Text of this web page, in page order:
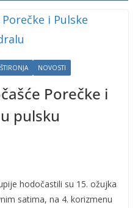
NOVOSTI
Porečke i
pulsku
hodočastili su 15. ožujka
satima, na 4. korizmenu